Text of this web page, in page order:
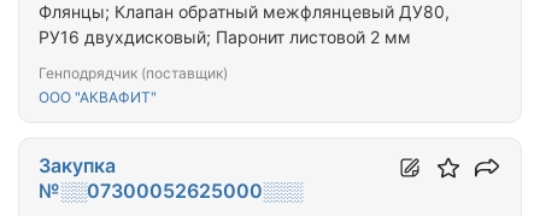
Флянцы; Клапан обратный межфлянцевый ДУ80,
РУ16 двухдисковый; Паронит листовой 2 мм
Генподрядчик (поставщик)
ООО "АКВАФИТ"
Закупка
№░░07300052625000░░░